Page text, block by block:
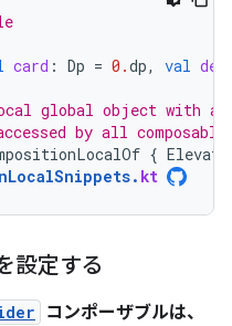
card : Dp = 0.dp, val
global object with a
by all
{
. kt
設定する
コンポーザブルは、